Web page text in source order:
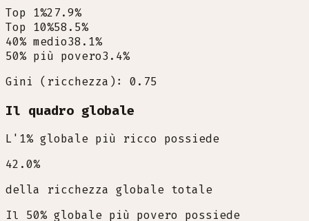
Top 1%27.9%
Top 10%58.5%
40% medio38.1%
50% più povero3.4%
Gini (ricchezza): 0.75
Il quadro globale
L'1% globale più ricco possiede
42.0%
della ricchezza globale totale
Il 50% globale più povero possiede